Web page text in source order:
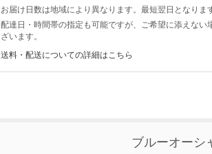
お届け日数は地域により異なります。最短翌日となりま
配達日・時間帯の指定も可能ですが、ご希望に添えない
ざいます。
送料・配送についての詳細はこちら
ブルーオーシ